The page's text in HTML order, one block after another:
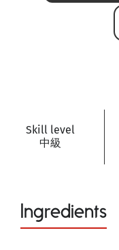
Skill level
中級
Ingredients